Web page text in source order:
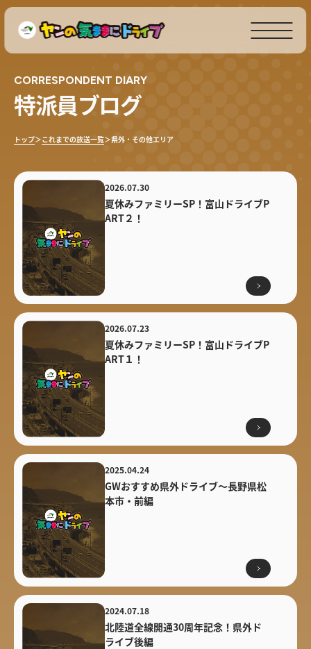
CORRESPONDENT DIARY
特派員ブログ
トップ＞これまでの放送一覧＞県外・その他エリア
2026.07.30
夏休みファミリーSP！富山ドライブP
ART２！
2026.07.23
夏休みファミリーSP！富山ドライブP
ART１！
2025.04.24
GWおすすめ県外ドライブ〜長野県松
本市・前編
2024.07.18
北陸道全線開通30周年記念！県外ド
ライブ後編